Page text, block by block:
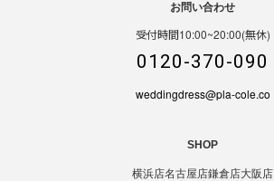
お問い合わせ
受付時間10:00~20:00(無休)
0120-370-090
weddingdress@pla-cole.co
SHOP
横浜店名古屋店鎌倉店大阪店